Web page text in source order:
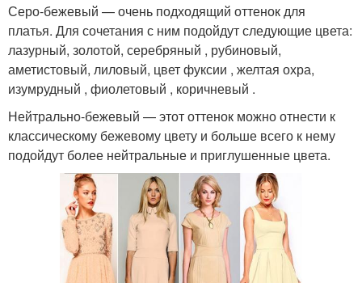
Серо-бежевый — очень подходящий оттенок для
платья. Для сочетания с ним подойдут следующие цвета:
лазурный, золотой, серебряный , рубиновый,
аметистовый, лиловый, цвет фуксии , желтая охра,
изумрудный , фиолетовый , коричневый .
Нейтрально-бежевый — этот оттенок можно отнести к
классическому бежевому цвету и больше всего к нему
подойдут более нейтральные и приглушенные цвета.